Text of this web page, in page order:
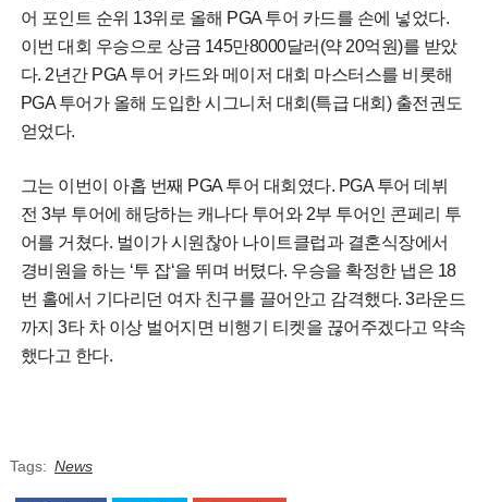
어 포인트 순위 13위로 올해 PGA 투어 카드를 손에 넣었다.
이번 대회 우승으로 상금 145만8000달러(약 20억원)를 받았
다. 2년간 PGA 투어 카드와 메이저 대회 마스터스를 비롯해
PGA 투어가 올해 도입한 시그니처 대회(특급 대회) 출전권도
얻었다.
그는 이번이 아홉 번째 PGA 투어 대회였다. PGA 투어 데뷔
전 3부 투어에 해당하는 캐나다 투어와 2부 투어인 콘페리 투
어를 거쳤다. 벌이가 시원찮아 나이트클럽과 결혼식장에서
경비원을 하는 ‘투 잡‘을 뛰며 버텼다. 우승을 확정한 냅은 18
번 홀에서 기다리던 여자 친구를 끌어안고 감격했다. 3라운드
까지 3타 차 이상 벌어지면 비행기 티켓을 끊어주겠다고 약속
했다고 한다.
Tags: News